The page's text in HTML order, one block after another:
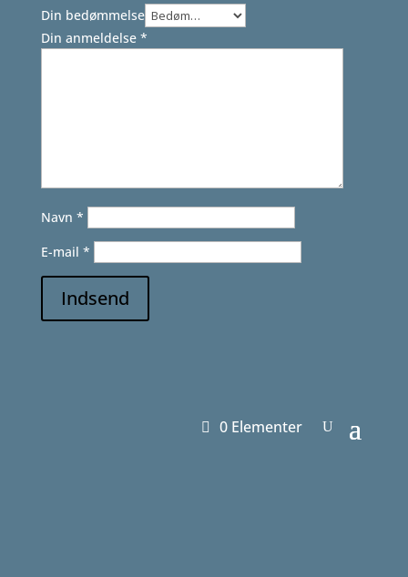
Din bedømmelse
Din anmeldelse *
Navn *
E-mail *
Indsend
0 Elementer